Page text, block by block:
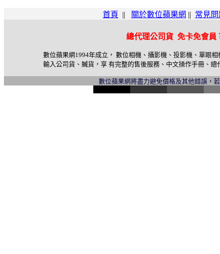
首頁 || 關於數位蘋果網 || 常見
總代理公司貨 免卡免會
數位蘋果網1994年成立， 數位相機、攝影機、投影機、單眼
輸入公司貨、贓貨，享 有完整的售後服務、中文操作手冊、
數位蘋果網將盡力避免價格及其他錯誤，